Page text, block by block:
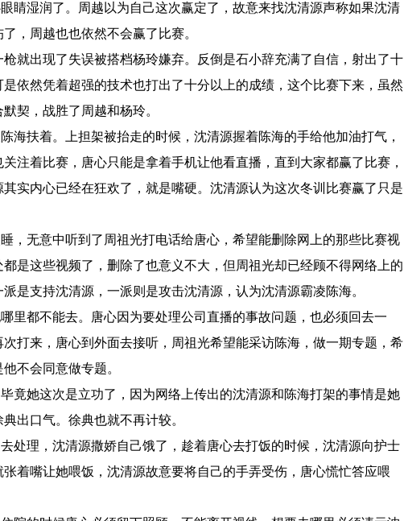
湿润了。周越以为自己这次赢定了，故意来找沈清源声称如果沈清
，周越也也依然不会赢了比赛。
出现了失误被搭档杨玲嫌弃。反倒是石小辞充满了自信，射出了十
依然凭着超强的技术也打出了十分以上的成绩，这个比赛下来，虽然
契，战胜了周越和杨玲。
扶着。上担架被抬走的时候，沈清源握着陈海的手给他加油打气，
注着比赛，唐心只能是拿着手机让他看直播，直到大家都赢了比赛，
实内心已经在狂欢了，就是嘴硬。沈清源认为这次冬训比赛赢了只是
无意中听到了周祖光打电话给唐心，希望能删除网上的那些比赛视
是这些视频了，删除了也意义不大，但周祖光却已经顾不得网络上的
是支持沈清源，一派则是攻击沈清源，认为沈清源霸凌陈海。
都不能去。唐心因为要处理公司直播的事故问题，也必须回去一
打来，唐心到外面去接听，周祖光希望能采访陈海，做一期专题，希
不会同意做专题。
她这次是立功了，因为网络上传出的沈清源和陈海打架的事情是她
出口气。徐典也就不再计较。
理，沈清源撒娇自己饿了，趁着唐心去打饭的时候，沈清源向护士
着嘴让她喂饭，沈清源故意要将自己的手弄受伤，唐心慌忙答应喂